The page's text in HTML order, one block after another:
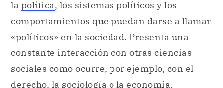
sociales como ocurre, por ejemplo, con el
derecho, la sociología o la economía.
Demografía:De los términos griegos
«dēmos» (pueblo) y «grafía» (descripción), la